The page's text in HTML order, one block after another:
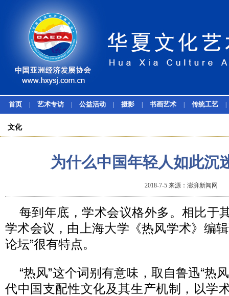
首页 艺术专访 公益活动 摄影 书画艺术 传统工艺
文化
为什么中国年轻人如此沉
2018-7-5 来源：澎湃新闻网
每到年底，学术会议格外多。相比于
学术会议，由上海大学《热风学术》编
论坛”很有特点。
“热风”这个词别有意味，取自鲁迅“热
代中国支配性文化及其生产机制，以学